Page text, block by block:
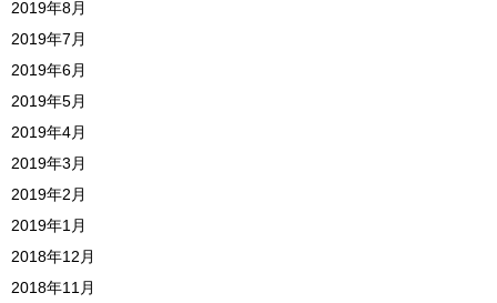
2019年8月
2019年7月
2019年6月
2019年5月
2019年4月
2019年3月
2019年2月
2019年1月
2018年12月
2018年11月